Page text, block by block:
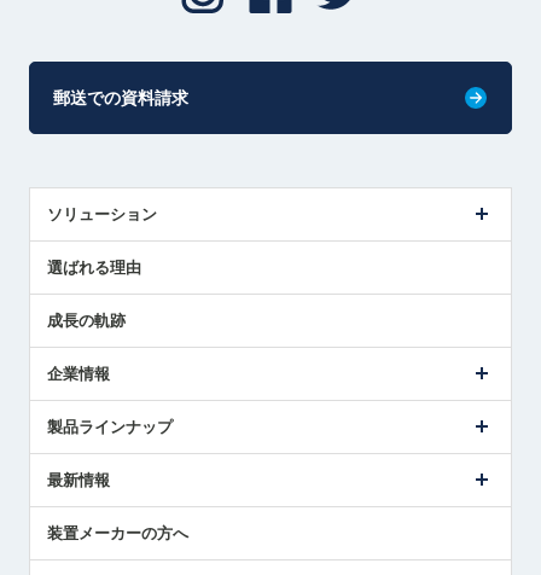
郵送での資料請求
ソリューション
解決策提案
選ばれる理由
成長の軌跡
企業情報
ごあいさつ
受賞履歴
採用情報
国/地域/言語
製品ラインナップ
ツールセッタ製品
エアマイクロセンサ製品
最新情報
メトロールの技術
装置メーカーの方へ